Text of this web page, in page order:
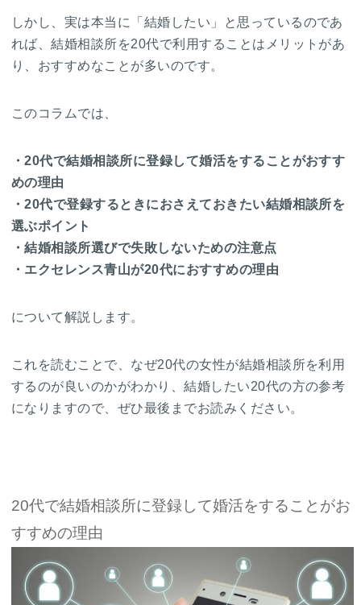
しかし、実は本当に「結婚したい」と思っているのであ
れば、結婚相談所を20代で利用することはメリットがあ
り、おすすめなことが多いのです。
このコラムでは、
・20代で結婚相談所に登録して婚活をすることがおすす
めの理由
・20代で登録するときにおさえておきたい結婚相談所を
選ぶポイント
・結婚相談所選びで失敗しないための注意点
・エクセレンス青山が20代におすすめの理由
について解説します。
これを読むことで、なぜ20代の女性が結婚相談所を利用
するのが良いのかがわかり、結婚したい20代の方の参考
になりますので、ぜひ最後までお読みください。
20代で結婚相談所に登録して婚活をすることがお
すすめの理由